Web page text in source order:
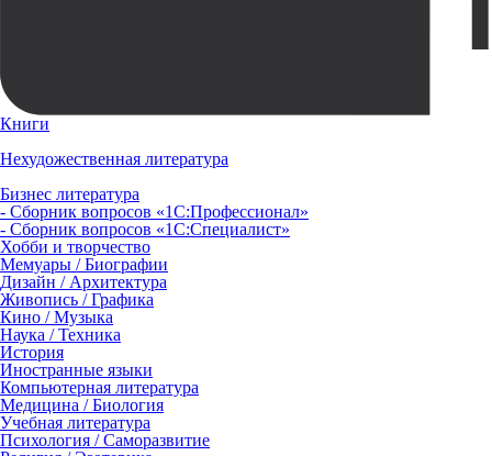
Книги
Нехудожественная литература
Бизнес литература
- Сборник вопросов «1С:Профессионал»
- Сборник вопросов «1С:Специалист»
Хобби и творчество
Мемуары / Биографии
Дизайн / Архитектура
Живопись / Графика
Кино / Музыка
Наука / Техника
История
Иностранные языки
Компьютерная литература
Медицина / Биология
Учебная литература
Психология / Саморазвитие